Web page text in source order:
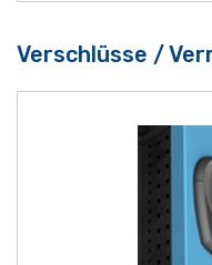
Verschlüsse /